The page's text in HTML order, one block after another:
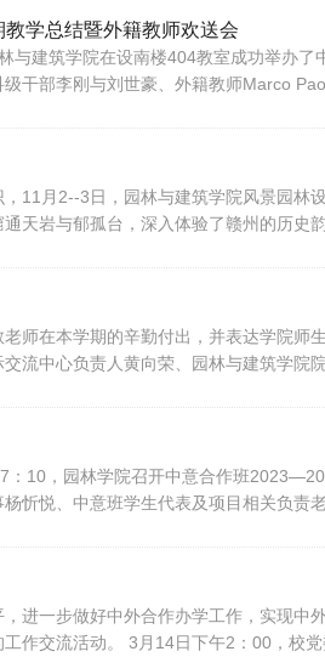
学总结暨外籍教师欢送会
与建筑学院在设南楼404教室成功举办
干部李刚与刘世豪、外籍教师Marco
11月2--3日，园林与建筑学院风景园
岩与郁孤台，深入体验了赣州的历史
师在本学期的辛勤付出，并表达学院
流中心负责人黄向荣、园林与建筑学院
：10，园林学院召开中意合作班
忻悦、中意班学生代表及项目相关负责
进一步做好中外合作办学工作，实现
作交流活动。 3月14日下午2：00，校